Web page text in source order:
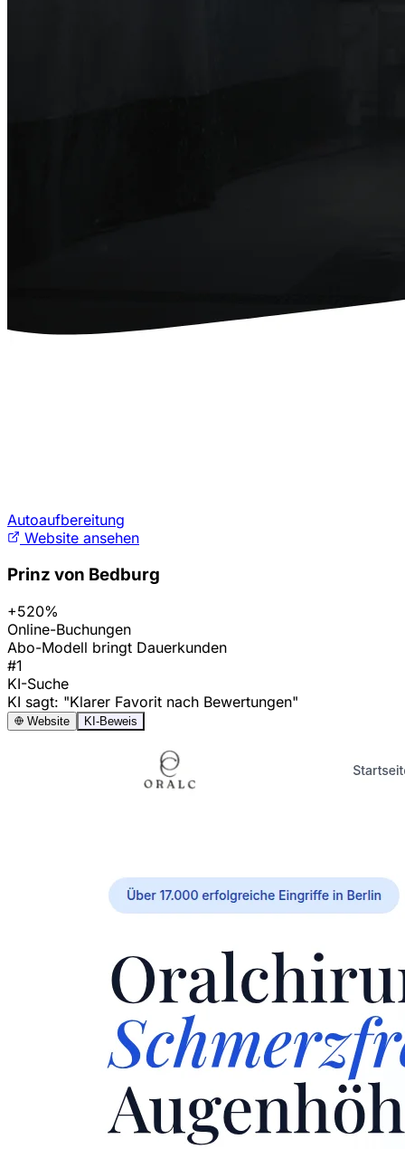
Autoaufbereitung
Website ansehen
Prinz von Bedburg
+520%
Online-Buchungen
Abo-Modell bringt Dauerkunden
#1
KI-Suche
KI sagt: "Klarer Favorit nach Bewertungen"
Website KI-Beweis